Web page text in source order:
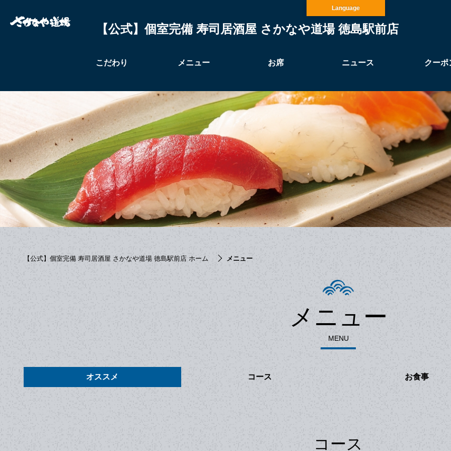
【公式】個室完備 寿司居酒屋 さかなや道場 徳島駅前店
こだわり メニュー お席 ニュース クーポ
【公式】個室完備 寿司居酒屋 さかなや道場 徳島駅前店 ホーム メニュー
メニュー
MENU
オススメ コース お食事
コース
Language